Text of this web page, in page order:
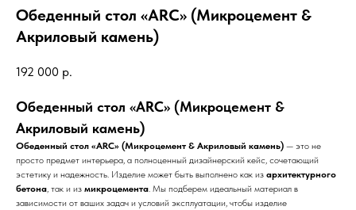
Обеденный стол «ARC» (Микроцемент &
Акриловый камень)
192 000 р.
Обеденный стол «ARC» (Микроцемент &
Акриловый камень)
Обеденный стол «ARC» (Микроцемент & Акриловый камень) — это не
просто предмет интерьера, а полноценный дизайнерский кейс, сочетающий
эстетику и надежность. Изделие может быть выполнено как из архитектурного
бетона, так и из микроцемента. Мы подберем идеальный материал в
зависимости от ваших задач и условий эксплуатации, чтобы изделие